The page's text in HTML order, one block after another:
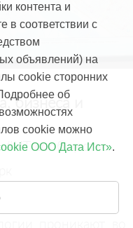
бизнеса и
#ИТ-сообщество
контента и
в соответствии с
объявлений) на
cookie сторонних
об
cookie можно
ООО Дата Ист».